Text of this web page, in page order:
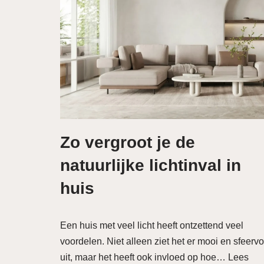
Zo vergroot je de
natuurlijke lichtinval in
huis
Een huis met veel licht heeft ontzettend veel
voordelen. Niet alleen ziet het er mooi en
uit, maar het heeft ook invloed op hoe… Lees